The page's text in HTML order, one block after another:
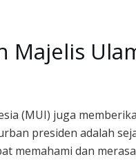
Majelis
(MUI) juga
presiden adalah
memahami dan